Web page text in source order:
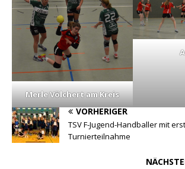
Merle Völchert am Kreis
VORHERIGER
TSV F-Jugend-Handballer mit
Turnierteilnahme